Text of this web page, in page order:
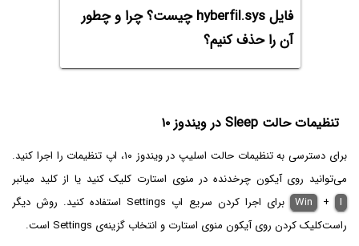
فایل hyberfil.sys چیست؟ چرا و چطور
آن را حذف کنیم؟
تنظیمات حالت Sleep در ویندوز ۱۰
برای دسترسی به تنظیمات حالت اسلیپ در ویندوز ۱۰، اپ تنظیمات را اجرا کنید.
می‌توانید روی آیکون چرخدنده در منوی استارت کلیک کنید یا از کلید میانبر
Win + I
برای اجرا کردن سریع اپ Settings استفاده کنید. روش دیگر
راست‌کلیک کردن روی آیکون منوی استارت و انتخاب گزینه‌ی Settings است.